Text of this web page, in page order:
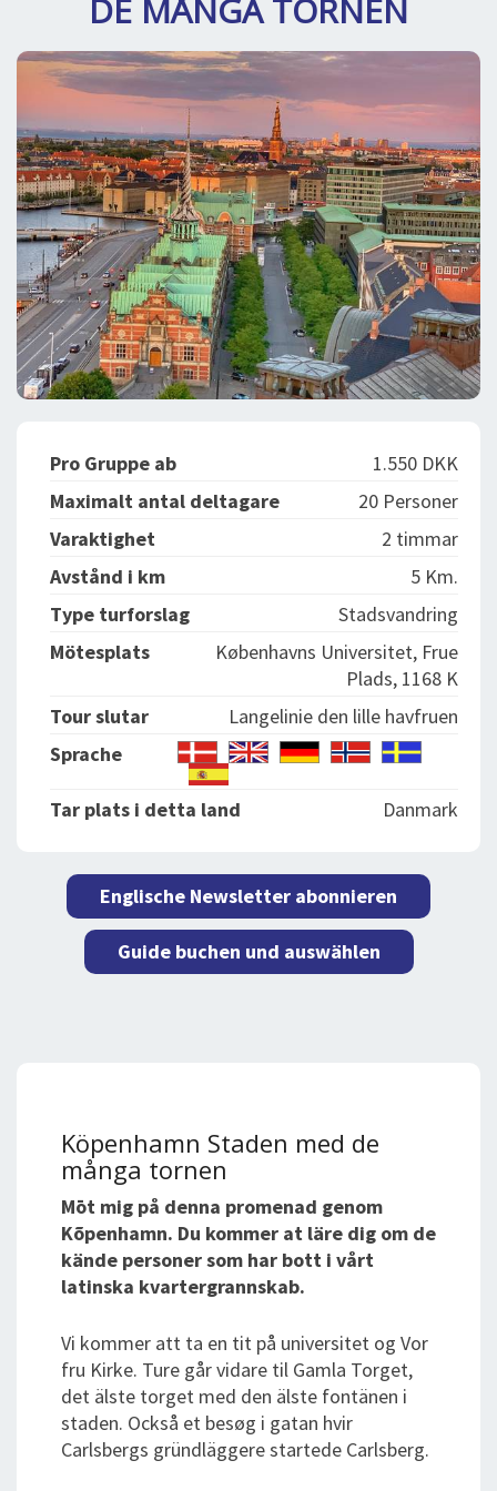
BUCHUNG
VORTRAG
ÜBER UNS
DE MÅNGA TORNEN
Pro Gruppe ab
1.550 DKK
Maximalt antal deltagare
20 Personer
Varaktighet
2 timmar
Avstånd i km
5 Km.
Type turforslag
Stadsvandring
Mötesplats
Københavns Universitet, Frue
Plads, 1168 K
Tour slutar
Langelinie den lille havfruen
Sprache
Tar plats i detta land Danmark
Englische Newsletter abonnieren
Guide buchen und auswählen
Köpenhamn Staden med de
många tornen
Mōt mig på denna promenad genom
Kõpenhamn. Du kommer at läre dig om de
kände personer som har bott i vårt
latinska kvartergrannskab.
Vi kommer att ta en tit på universitet og Vor
fru Kirke. Ture går vidare til Gamla Torget,
det älste torget med den älste fontänen i
staden. Också et besøg i gatan hvir
Carlsbergs gründläggere startede Carlsberg.